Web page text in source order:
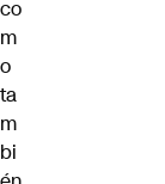
co
m
o
ta
m
bi